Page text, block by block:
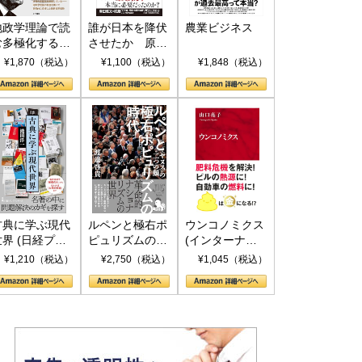
政学理論で読
多極化する世
トランプと
¥1,870（税込）
誰が日本を降伏
させたか 原爆
投下、ソ連参
(PHP新書)
¥1,100（税込）
農業ビジネス
¥1,848（税込）
典に学ぶ現代
界 (日経プレ
アシリーズ)
¥1,210（税込）
ルペンと極右ポ
ピュリズムの時
代：〈ヤヌス〉
¥2,750（税込）
ウンコノミクス
(インターナシ
ョナル新書)
¥1,045（税込）